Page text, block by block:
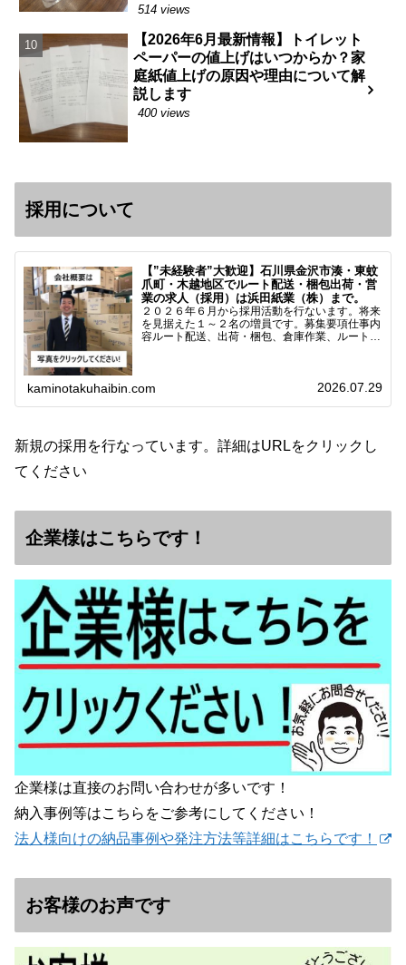
514 views
【2026年6月最新情報】トイレット
ペーパーの値上げはいつからか？家
庭紙値上げの原因や理由について解
説します
400 views
採用について
【”未経験者”大歓迎】石川県金沢市湊・東蚊
爪町・木越地区でルート配送・梱包出荷・営
業の求人（採用）は浜田紙業（株）まで。
２０２６年６月から採用活動を行ないます。将来
を見据えた１～２名の増員です。募集要項仕事内
容ルート配送、出荷・梱包、倉庫作業、ルート営
kaminotakuhaibin.com 2026.07.29
新規の採用を行なっています。詳細はURLをクリックし
てください
企業様はこちらです！
企業様は直接のお問い合わせが多いです！
納入事例等はこちらをご参考にしてください！
法人様向けの納品事例や発注方法等詳細はこちらです！
お客様のお声です